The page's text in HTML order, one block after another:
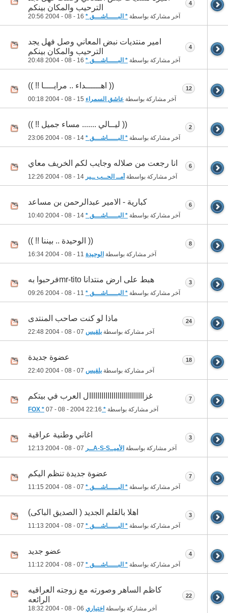
الترحيب والمكان بينكم
آخر مشاركة بواسطة * البـــــاشـــق * 20:56
4
امير منتديات نبض المعاني وصل فهل يجد
الترحيب والمكان بينكم
آخر مشاركة بواسطة * البـــــاشـــق * 20:48
4
(( اهــــــداء .. مرايــــا !! ))
آخر مشاركة بواسطة عاشق السمراء 00:18
12
(( ليــالي ....... مساء جميل !! ))
آخر مشاركة بواسطة * البـــــاشـــق * 23:06
2
انا رجعت من صلاله وجايب لكم الخريف معاي
آخر مشاركة بواسطة أمــ الحــب ــير 12:26
6
كبارية - الامير عبدالرحمن بن مساعد
آخر مشاركة بواسطة * البـــــاشـــق * 10:40
6
(( الوحيدة .. بيننا !! ))
آخر مشاركة بواسطة الوحيدة 16:34
8
هبط على ارض منتدانا mr-titoفرحبوا به
آخر مشاركة بواسطة * البـــــاشـــق * 09:26
3
ماذا لو كنت صاحب المنتدى
آخر مشاركة بواسطة بلقيس 22:48
24
عضوة جديدة
آخر مشاركة بواسطة بلقيس 22:40
18
غزااااااااااااااااااااااااااال العرب في بيتكم
آخر مشاركة بواسطة * FOX *
07 - 08 - 2004 22:16
7
اغاني وطنية عراقية
آخر مشاركة بواسطة الأميــA-S-Sــر 12:13
3
عضوة جديدة تنظم اليكم
آخر مشاركة بواسطة * البـــــاشـــق * 11:15
7
اهلا بالقلم الجديد ( الصديق الباكى)
آخر مشاركة بواسطة * البـــــاشـــق * 11:13
3
عضو جديد
آخر مشاركة بواسطة * البـــــاشـــق * 11:12
4
كاظم الساهر وصورته مع زوجته العراقيه
الرائعه
آخر مشاركة بواسطة اختياري 18:32
22